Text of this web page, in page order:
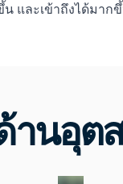
และเข้าถึงได้มาก
นอุตส